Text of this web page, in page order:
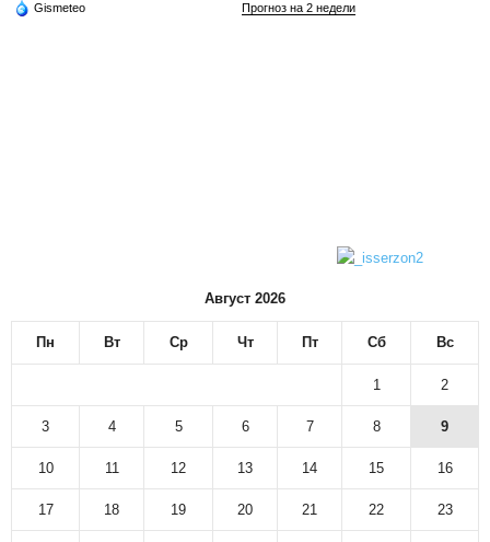
Gismeteo Прогноз на 2 недели
Август 2026
Пн Вт Ср Чт Пт Сб Вс
1 2
3 4 5 6 7 8 9
10 11 12 13 14 15 16
17 18 19 20 21 22 23